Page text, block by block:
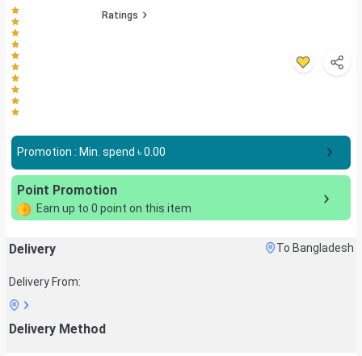
Ratings
Promotion : Min. spend ৳0.00
Point Promotion
Earn up to 0 point on this item
Delivery To Bangladesh
Delivery From:
Delivery Method